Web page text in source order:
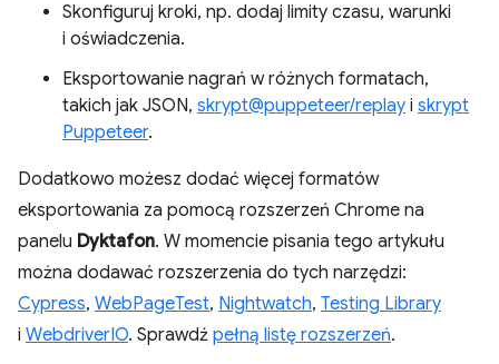
Skonfiguruj kroki, np. dodaj limity czasu, warunki
i oświadczenia.
Eksportowanie nagrań w różnych formatach,
takich jak JSON, skrypt@puppeteer/replay i skrypt
Puppeteer.
Dodatkowo możesz dodać więcej formatów
eksportowania za pomocą rozszerzeń Chrome na
panelu Dyktafon. W momencie pisania tego artykułu
można dodawać rozszerzenia do tych narzędzi:
Cypress, WebPageTest, Nightwatch, Testing Library
i WebdriverIO. Sprawdź pełną listę rozszerzeń.